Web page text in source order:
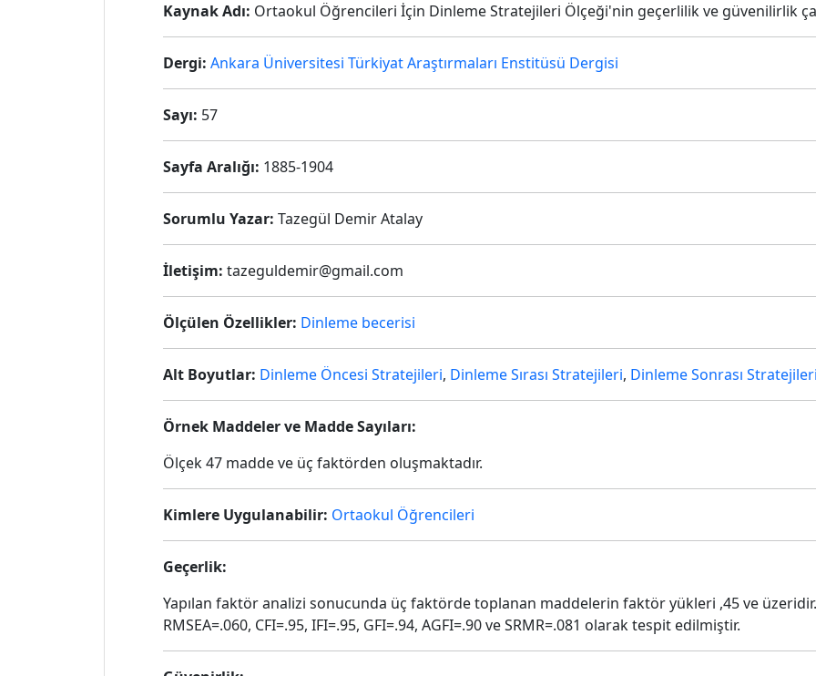
Kaynak Adı: Ortaokul Öğrencileri İçin Dinleme Stratejileri Ölçeği'nin geçerlilik ve güvenilirlik
Dergi: Ankara Üniversitesi Türkiyat Araştırmaları Enstitüsü Dergisi
Sayı: 57
Sayfa Aralığı: 1885-1904
Sorumlu Yazar: Tazegül Demir Atalay
İletişim: tazeguldemir@gmail.com
Ölçülen Özellikler: Dinleme becerisi
Alt Boyutlar: Dinleme Öncesi Stratejileri, Dinleme Sırası Stratejileri, Dinleme Sonrası Stratejileri
Örnek Maddeler ve Madde Sayıları:
Ölçek 47 madde ve üç faktörden oluşmaktadır.
Kimlere Uygulanabilir: Ortaokul Öğrencileri
Geçerlik:
Yapılan faktör analizi sonucunda üç faktörde toplanan maddelerin faktör yükleri ,45 ve
RMSEA=.060, CFI=.95, IFI=.95, GFI=.94, AGFI=.90 ve SRMR=.081 olarak tespit edilmiştir.